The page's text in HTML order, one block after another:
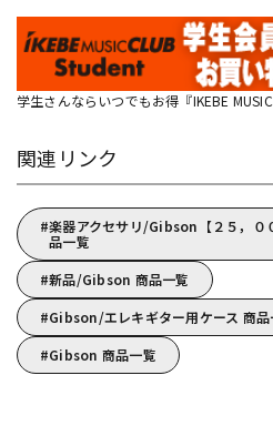
学生さんならいつでもお得『IKEBE
関連リンク
楽器アクセサリ/Gibson【２５，０
品一覧
新品/Gibson 商品一覧
Gibson/エレキギター用ケース 商品
Gibson 商品一覧